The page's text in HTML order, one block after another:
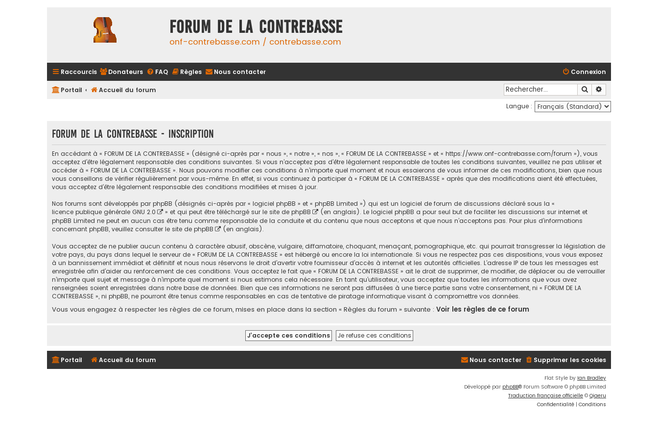
FORUM DE LA CONTREBASSE
onf-contrebasse.com / contrebasse.com
Raccourcis Donateurs FAQ Règles Nous contacter Connexion
Portail Accueil du forum Rechercher
Langue :
FORUM DE LA CONTREBASSE - Inscription
En accédant à « FORUM DE LA CONTREBASSE » (désigné ci-après par « nous », « notre », « nos », « FORUM DE LA CONTREBASSE » et « https://www.onf-contrebasse.com/forum »), vous
acceptez d’être légalement responsable des conditions suivantes. Si vous n’acceptez pas d’être légalement responsable de toutes les conditions suivantes, veuillez ne pas utiliser et
accéder à « FORUM DE LA CONTREBASSE ». Nous pouvons modifier ces conditions à n’importe quel moment et nous essaierons de vous informer de ces modifications, bien que nous
vous conseillons de vérifier régulièrement par vous-même. En effet, si vous continuez à participer à « FORUM DE LA CONTREBASSE » après que des modifications aient été effectuées,
vous acceptez d’être légalement responsable des conditions modifiées et mises à jour.
Nos forums sont développés par phpBB (désignés ci-après par « logiciel phpBB » et « phpBB Limited ») qui est un logiciel de forum de discussions déclaré sous la «
licence publique générale GNU 2.0
» et qui peut être téléchargé sur le site de phpBB
(en anglais). Le logiciel phpBB a pour seul but de faciliter les discussions sur internet et
phpBB Limited ne peut en aucun cas être tenu comme responsable de la conduite et du contenu que nous acceptons et que nous n’acceptons pas. Pour plus d’informations
concernant phpBB, veuillez consulter le site de phpBB (en anglais).
Vous acceptez de ne publier aucun contenu à caractère abusif, obscène, vulgaire, diffamatoire, choquant, menaçant, pornographique, etc. qui pourrait transgresser la législation de
votre pays, du pays dans lequel le serveur de « FORUM DE LA CONTREBASSE » est hébergé ou encore la loi internationale. Si vous ne respectez pas ces dispositions, vous vous exposez
à un bannissement immédiat et définitif et nous nous réservons le droit d’avertir votre fournisseur d’accès à internet et les autorités officielles. L’adresse IP de tous les messages est
enregistrée afin d’aider au renforcement de ces conditions. Vous acceptez le fait que « FORUM DE LA CONTREBASSE » ait le droit de supprimer, de modifier, de déplacer ou de verrouiller
n’importe quel sujet et message à n’importe quel moment si nous estimons cela nécessaire. En tant qu’utilisateur, vous acceptez que toutes les informations que vous avez
renseignées soient enregistrées dans notre base de données. Bien que ces informations ne seront pas diffusées à une tierce partie sans votre consentement, ni « FORUM DE LA
CONTREBASSE », ni phpBB, ne pourront être tenus comme responsables en cas de tentative de piratage informatique visant à compromettre vos données.
Vous vous engagez à respecter les règles de ce forum, mises en place dans la section « Règles du forum » suivante : Voir les règles de ce forum
Portail Accueil du forum Supprimer les cookies
Nous contacter
Flat Style by Ian Bradley
Développé par phpBB® Forum Software © phpBB Limited
Traduction française officielle © Qiaeru
Confidentialité | Conditions